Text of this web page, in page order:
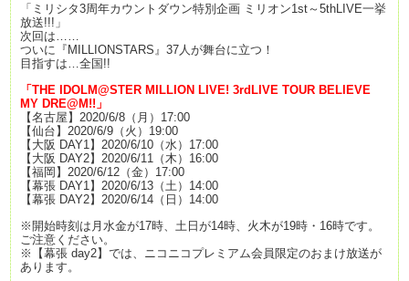
「ミリシタ3周年カウントダウン特別企画 ミリオン1st～5thLIVE一挙
放送!!!」
次回は……
ついに『MILLIONSTARS』37人が舞台に立つ！
目指すは…全国!!
「THE IDOLM@STER MILLION LIVE! 3rdLIVE TOUR BELIEVE
MY DRE@M!! 」
【名古屋】2020/6/8（月）17:00
【仙台】2020/6/9（火）19:00
【大阪 DAY1】2020/6/10（水）17:00
【大阪 DAY2】2020/6/11（木）16:00
【福岡】2020/6/12（金）17:00
【幕張 DAY1】2020/6/13（土）14:00
【幕張 DAY2】2020/6/14（日）14:00
※開始時刻は月水金が17時、土日が14時、火木が19時・16時です。
ご注意ください。
※【幕張 day2】では、ニコニコプレミアム会員限定のおまけ放送が
あります。